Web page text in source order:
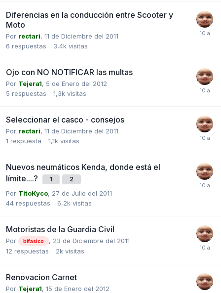
Diferencias en la conducción entre Scooter y
Moto
Por rectari, 11 de Diciembre del 2011
6 respuestas 3,4k visitas
Ojo con NO NOTIFICAR las multas
Por Tejera1, 5 de Enero del 2012
5 respuestas 1,3k visitas
Seleccionar el casco - consejos
Por rectari, 11 de Diciembre del 2011
1 respuesta 1,1k visitas
Nuevos neumáticos Kenda, donde está el
límite....?
1 2
Por TitoKyco, 27 de Julio del 2011
44 respuestas 6,2k visitas
Motoristas de la Guardia Civil
Por bifasico , 23 de Diciembre del 2011
12 respuestas 2k visitas
Renovacion Carnet
Por Tejera1, 15 de Enero del 2012